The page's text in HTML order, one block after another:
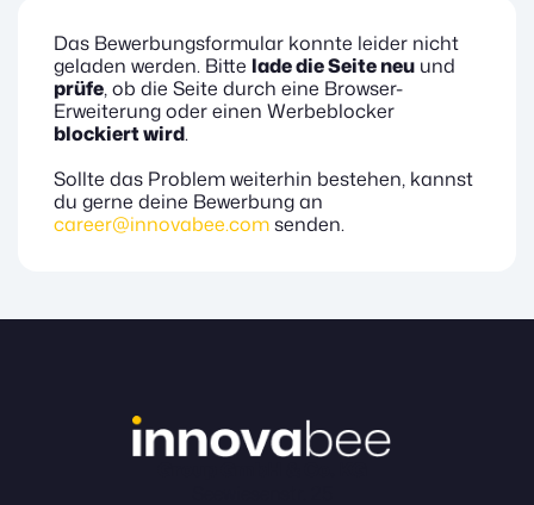
Das Bewerbungsformular konnte leider nicht
geladen werden. Bitte lade die Seite neu und
prüfe, ob die Seite durch eine Browser-
Erweiterung oder einen Werbeblocker
blockiert wird.
Sollte das Problem weiterhin bestehen, kannst
du gerne deine Bewerbung an
career@innovabee.comsenden.